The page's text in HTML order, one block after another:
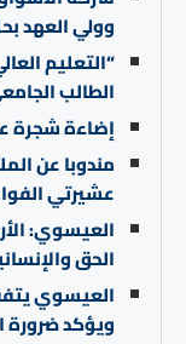
وولي العهد
الطالب
إضاءة شجرة
مندوبا عن
عشيرتي
العيسوي:
الحق
العيسوي
ويؤكد ضرورة